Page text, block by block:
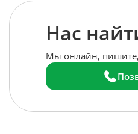
Нас
Мы онлайн,